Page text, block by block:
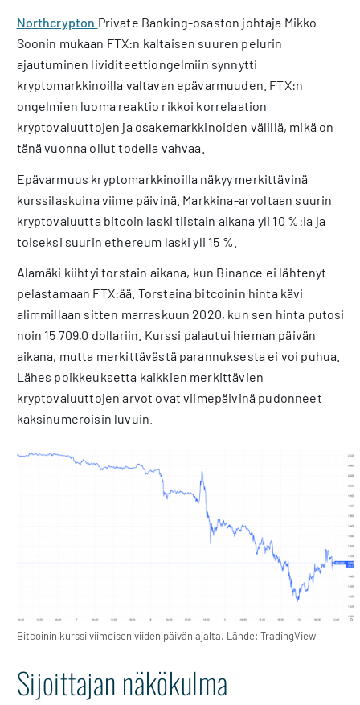
Northcrypton Private Banking-osaston johtaja Mikko
Soonin mukaan FTX:n kaltaisen suuren pelurin
ajautuminen lividiteettiongelmiin synnytti
kryptomarkkinoilla valtavan epävarmuuden. FTX:n
ongelmien luoma reaktio rikkoi korrelaation
kryptovaluuttojen ja osakemarkkinoiden välillä, mikä on
tänä vuonna ollut todella vahvaa.
Epävarmuus kryptomarkkinoilla näkyy merkittävinä
kurssilaskuina viime päivinä. Markkina-arvoltaan suurin
kryptovaluutta bitcoin laski tiistain aikana yli 10 %:ia ja
toiseksi suurin ethereum laski yli 15 %.
Alamäki kiihtyi torstain aikana, kun Binance ei lähtenyt
pelastamaan FTX:ää. Torstaina bitcoinin hinta kävi
alimmillaan sitten marraskuun 2020, kun sen hinta putosi
noin 15 709,0 dollariin. Kurssi palautui hieman päivän
aikana, mutta merkittävästä parannuksesta ei voi puhua.
Lähes poikkeuksetta kaikkien merkittävien
kryptovaluuttojen arvot ovat viimepäivinä pudonneet
kaksinumeroisin luvuin.
Bitcoinin kurssi viimeisen viiden päivän ajalta. Lähde: TradingView
Sijoittajan näkökulma